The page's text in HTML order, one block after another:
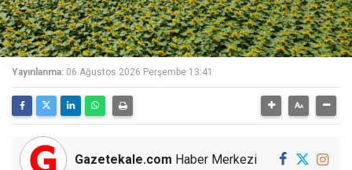
Yayınlanma: 06 Ağustos 2026 Perşembe 13:41
Gazetekale.com Haber Merkezi